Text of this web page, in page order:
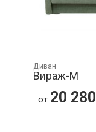
Диван
Вираж-М
от 20 280